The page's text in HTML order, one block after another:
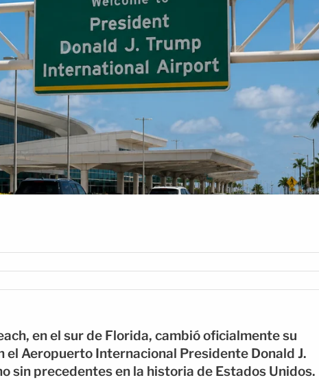
en el sur de Florida, cambió oficialmente su
Aeropuerto Internacional Presidente Donald J.
sin precedentes en la historia de Estados Unidos.